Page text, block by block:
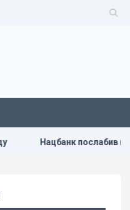
Нацбанк послабив